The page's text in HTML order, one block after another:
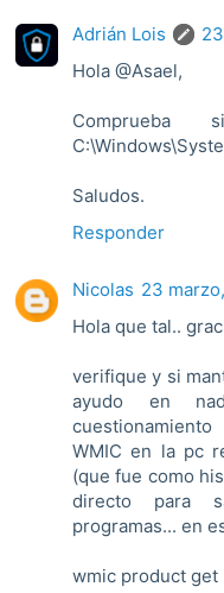
Adrián Lois
Hola @Asael,
Saludos.
Responder
Nicolas 23
Hola que tal..
verifique y si
ayudo en
WMIC en la pc
(que fue como
directo para
programas... en
wmic product get